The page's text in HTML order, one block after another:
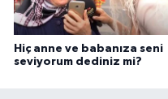
Hiç anne ve babanıza seni
seviyorum dediniz mi?